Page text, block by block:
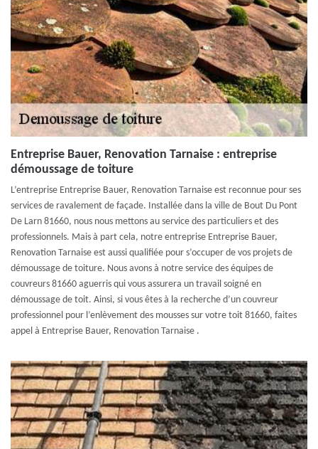
Entreprise Bauer, Renovation Tarnaise : entreprise
démoussage de toiture
L’entreprise Entreprise Bauer, Renovation Tarnaise est reconnue pour ses
services de ravalement de façade. Installée dans la ville de Bout Du Pont
De Larn 81660, nous nous mettons au service des particuliers et des
professionnels. Mais à part cela, notre entreprise Entreprise Bauer,
Renovation Tarnaise est aussi qualifiée pour s’occuper de vos projets de
démoussage de toiture. Nous avons à notre service des équipes de
couvreurs 81660 aguerris qui vous assurera un travail soigné en
démoussage de toit. Ainsi, si vous êtes à la recherche d’un couvreur
professionnel pour l’enlèvement des mousses sur votre toit 81660, faites
appel à Entreprise Bauer, Renovation Tarnaise .